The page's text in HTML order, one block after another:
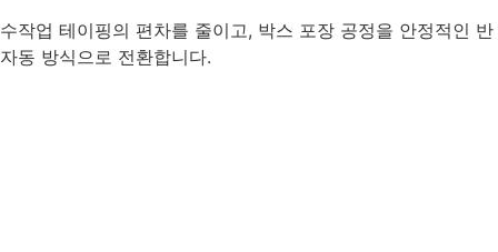
수작업 테이핑의 편차를 줄이고, 박스 포장 공정을 안정적인 반
자동 방식으로 전환합니다.